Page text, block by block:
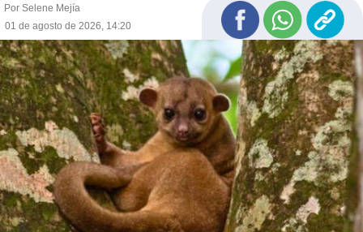
Por Selene Mejía
01 de agosto de 2026, 14:20